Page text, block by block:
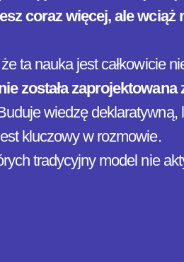
coraz więcej, ale wciąż
ta nauka jest całkowicie
została zaprojektowana
wiedzę deklaratywną,
kluczowy w rozmowie.
tradycyjny model nie